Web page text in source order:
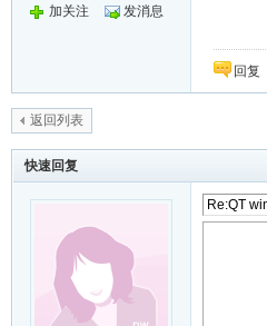
加关注 发消息
回复
返回列表
快速回复